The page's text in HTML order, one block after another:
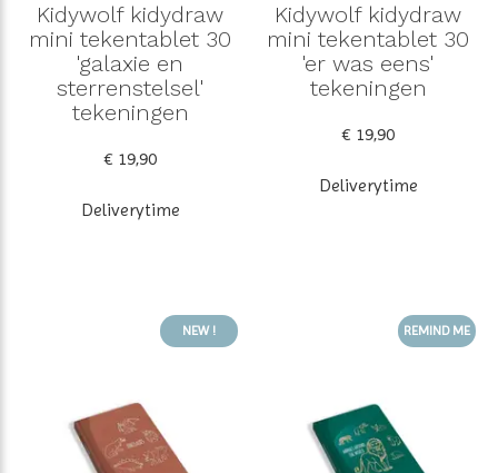
Kidywolf kidydraw
mini tekentablet 30
'galaxie en
sterrenstelsel'
tekeningen
€ 19,90
Deliverytime
Kidywolf kidydraw
mini tekentablet 30
'er was eens'
tekeningen
€ 19,90
Deliverytime
NEW ! REMIND ME